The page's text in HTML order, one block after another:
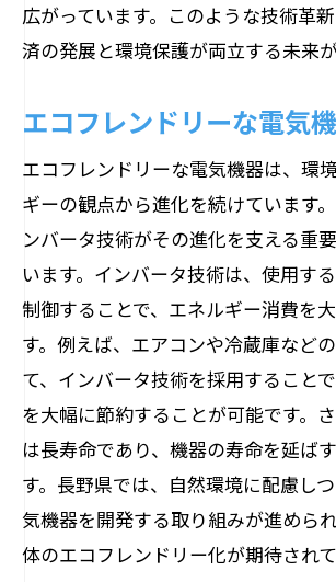
地域経済への貢献
効率と電気機器の未来
エネルギー効率がもたらす
器
次世代インバータ技術の研
未来の家庭用エネルギー管
スマートグリッド技術との
持続可能なエネルギー供給
未来型インバータ技術の展
長野県の先進的なインバータ技
電気機器の革新
革新的なインバータ技術の
電気機器の性能向上とその実
広がっています。このような技術革
済の発展と環境保護が両立する未来が
エコフレンドリーな電気
エコフレンドリーな電気機器は、環
ギーの観点から進化を続けています
ンバータ技術がその進化を支える重
います。インバータ技術は、使用す
制御することで、エネルギー消費を
す。例えば、エアコンや冷蔵庫など
て、インバータ技術を採用すること
を大幅に節約することが可能です。
は長寿命であり、機器の寿命を延ば
す。長野県では、自然環境に配慮し
気機器を開発する取り組みが進めら
体のエコフレンドリー化が期待されて